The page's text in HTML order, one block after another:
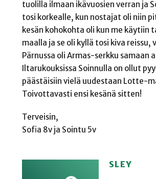
tuolilla ilmaan ikävuosien verran ja
tosi korkealle, kun nostajat oli niin
kesän kohokohta oli kun me käytiin
maalla ja se oli kyllä tosi kiva reissu,
Pärnussa oli Armas-serkku samaan
Iltarukouksissa Soinnulla on ollut
päästäisiin vielä uudestaan Lotte-
Toivottavasti ensi kesänä sitten!
Terveisin,
Sofia 8v ja Sointu 5v
SLEY